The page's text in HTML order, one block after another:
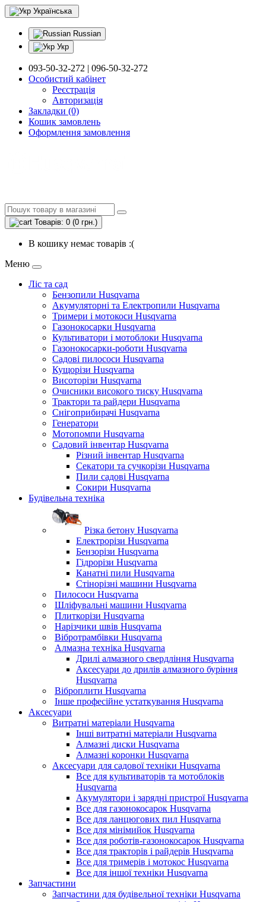
Українська
Russian
Укр
093-50-32-272 | 096-50-32-272
Особистий кабінет
Реєстрація
Авторизація
Закладки (0)
Кошик замовлень
Оформлення замовлення
Товарів: 0 (0 грн.)
В кошику немає товарів :(
Меню
Ліс та сад
Бензопили Husqvarna
Акумуляторні та Електропили Husqvarna
Тримери і мотокоси Husqvarna
Газонокосарки Husqvarna
Культиватори і мотоблоки Husqvarna
Газонокосарки-роботи Husqvarna
Садові пилососи Husqvarna
Кущорізи Husqvarna
Висоторізи Husqvarna
Очисники високого тиску Husqvarna
Трактори та райдери Husqvarna
Снігоприбирачі Husqvarna
Генератори
Мотопомпи Husqvarna
Садовий інвентар Husqvarna
Різний інвентар Husqvarna
Секатори та сучкорізи Husqvarna
Пили садові Husqvarna
Сокири Husqvarna
Будівельна техніка
Різка бетону Husqvarna
Електрорізи Husqvarna
Бензорізи Husqvarna
Гідрорізи Husqvarna
Канатні пили Husqvarna
Стінорізні машини Husqvarna
Пилососи Husqvarna
Шліфувальні машини Husqvarna
Плиткорізи Husqvarna
Нарізчики швів Husqvarna
Вібротрамбівки Husqvarna
Алмазна техніка Husqvarna
Дрилі алмазного свердління Husqvarna
Аксесуари до дрилів алмазного буріння
Husqvarna
Віброплити Husqvarna
Інше професійне устаткування Husqvarna
Аксесуари
Витратні матеріали Husqvarna
Інші витратні матеріали Husqvarna
Алмазні диски Husqvarna
Алмазні коронки Husqvarna
Аксесуари для садової техніки Husqvarna
Все для культиваторів та мотоблоків
Husqvarna
Акумулятори і зарядні пристрої Husqvarna
Все для газонокосарок Husqvarna
Все для ланцюгових пил Husqvarna
Все для мінімийок Husqvarna
Все для роботів-газонокосарок Husqvarna
Все для тракторів і райдерів Husqvarna
Все для тримерів і мотокос Husqvarna
Все для іншої техніки Husqvarna
Запчастини
Запчастини для будівельної техніки Husqvarna